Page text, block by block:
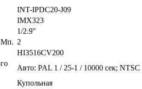
INT-IPDC20-J09
IMX323
1/2.9"
Мп. 2
HI3516CV200
Авто: PAL 1 / 25-1 / 10000 сек; NTSC
Купольная